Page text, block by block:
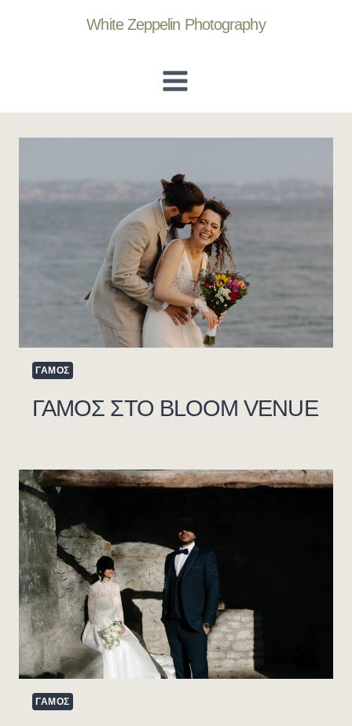
White Zeppelin Photography
ΓΑΜΟΣ
ΓΑΜΟΣ ΣΤΟ BLOOM VENUE
ΓΑΜΟΣ